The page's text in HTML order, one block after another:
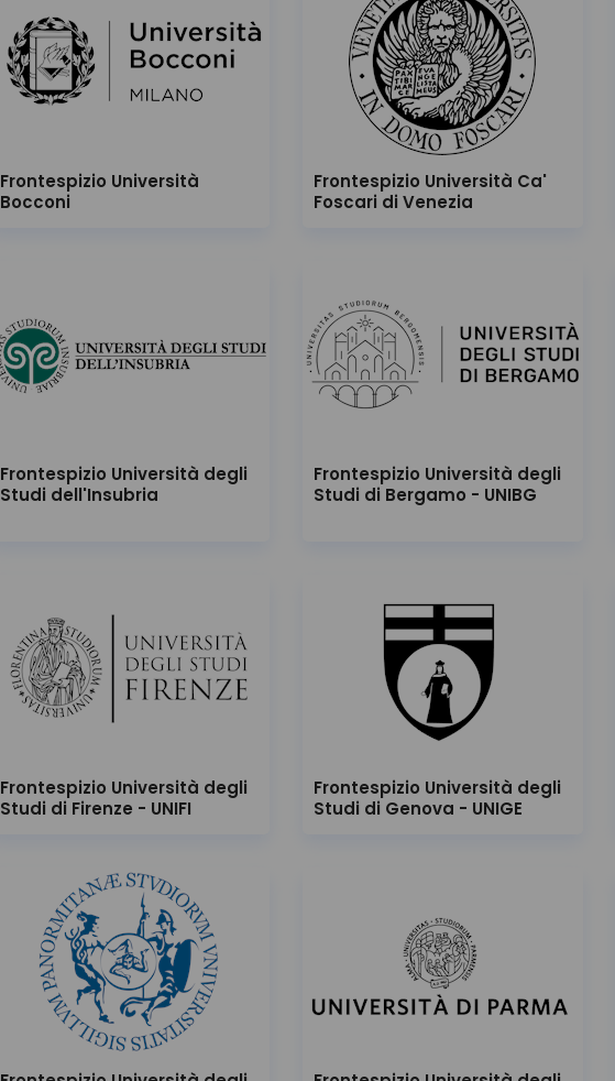
Frontespizio Università
Bocconi
Frontespizio Università Ca'
Foscari di Venezia
Frontespizio Università degli
Studi dell'Insubria
Frontespizio Università degli
Studi di Bergamo - UNIBG
Frontespizio Università degli
Studi di Firenze - UNIFI
Frontespizio Università degli
Studi di Genova - UNIGE